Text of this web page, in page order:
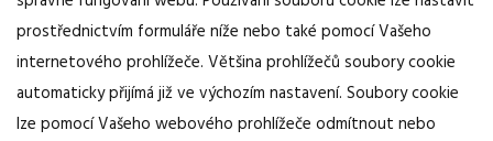
prostřednictvím formuláře níže nebo také pomocí Vašeho
internetového prohlížeče. Většina prohlížečů soubory cookie
automaticky přijímá již ve výchozím nastavení. Soubory cookie
lze pomocí Vašeho webového prohlížeče odmítnout nebo